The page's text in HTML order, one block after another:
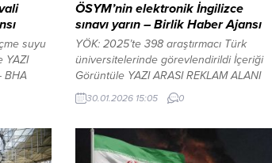
suyu
YAZI
BHA
ve
ÖSYM’nin elektronik İngilizce
sınavı yarın – Birlik Haber Ajansı
YÖK: 2025’te 398 araştırmacı Türk
üniversitelerinde görevlendirildi İçeriği
Görüntüle YAZI ARASI REKLAM ALANI
ANKARA – BHA ÖSYM Başkanlığından
yapılan açıklamaya göre, 22 salonda
Sınav sürecinde, emniyet görevlileri dahil
olmak üzere toplam 208 personel görev
30.01.2026 15:05 0